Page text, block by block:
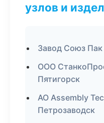
узлов и
Завод Союз
ООО
Пятигорск
АО Assembly
Петрозаводск